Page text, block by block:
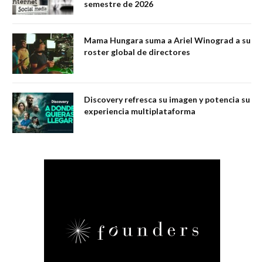
semestre de 2026
Mama Hungara suma a Ariel Winograd a su
roster global de directores
Discovery refresca su imagen y potencia su
experiencia multiplataforma